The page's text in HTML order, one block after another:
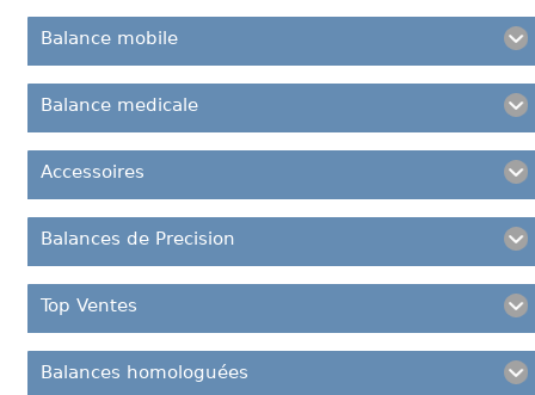
Balance mobile
Balance medicale
Accessoires
Balances de Precision
Top Ventes
Balances homologuées